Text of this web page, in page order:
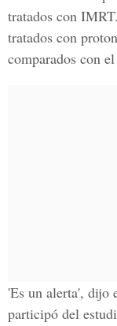
tratados con
tratados con
comparados con
'Es un alerta', dijo
participó del